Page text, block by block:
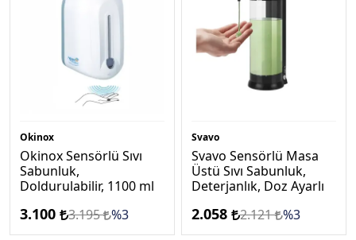
Okinox
Okinox Sensörlü Sıvı
Sabunluk,
Doldurulabilir, 1100 ml
3.100 3.195 %3
Svavo
Svavo Sensörlü Masa
Üstü Sıvı Sabunluk,
Deterjanlık, Doz Ayarlı
2.058 2.121 %3